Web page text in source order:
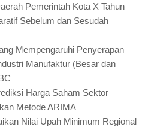
Pemerintah Kota X Tahun
Sebelum dan Sesudah
Mempengaruhi Penyerapan
Manufaktur (Besar dan
Harga Saham Sektor
Metode ARIMA
Nilai Upah Minimum Regional